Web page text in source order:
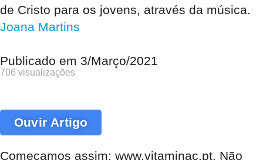
de Cristo para os jovens, através da música.
Joana Martins
Publicado em 3/Março/2021
706 visualizações
Ouvir Artigo
Começamos assim: www.vitaminac.pt. Não